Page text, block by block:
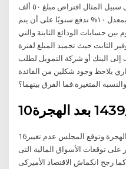
إلى المال المقترض. دعونا نفترض على سبيل المثال اقتراض مبلغ ٥٠ ألف
دينار من بنك يفرض فائدة بنكية ثابتة بمعدل ١٠% تدفع سنويًا على أن يتم
حسابات الودائع الثابتة والتي
الثابت حيث تجميد المبلغ لفترة
إلى البنك أو شركة التمويل لطلب
يلاحظ وجود شكلين من الفائدة
المتغيرة.فما الفرق بينهما؟
16‏‏/2‏‏/1442 بعد الهجرة 18‏‏/5‏‏/1442 بعد الهجرة وتوقع المجلس عدم تغيير
وهو ما سيؤثر على توقعات الأسواق المالية التى
رجح انكماش الاقتصاد الأميركى